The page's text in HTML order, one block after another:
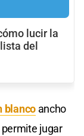
lucir la
del
blancoancho
jugar